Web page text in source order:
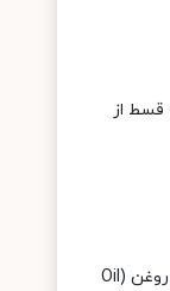
فرصت ویژه خرید طلا در 4 قسط از
راهنمای جامع کاهش گذر روغن (Oil